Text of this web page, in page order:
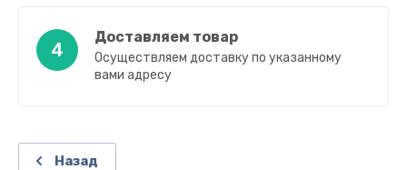
4
Доставляем товар
Осуществляем доставку по указанному
вами адресу
Назад